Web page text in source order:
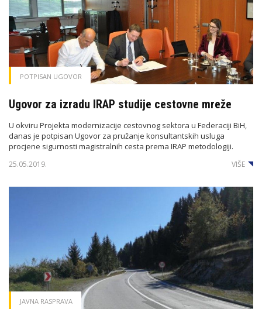
POTPISAN UGOVOR
Ugovor za izradu IRAP studije cestovne mreže
U okviru Projekta modernizacije cestovnog sektora u Federaciji BiH,
danas je potpisan Ugovor za pružanje konsultantskih usluga
procjene sigurnosti magistralnih cesta prema IRAP metodologiji.
25.05.2019. VIŠE
JAVNA RASPRAVA